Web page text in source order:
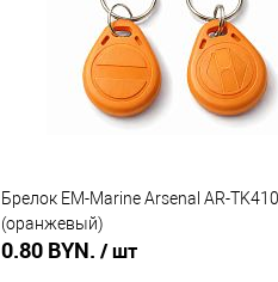
Брелок EM-Marine Arsenal AR-
(оранжевый)
0.80 BYN. / шт